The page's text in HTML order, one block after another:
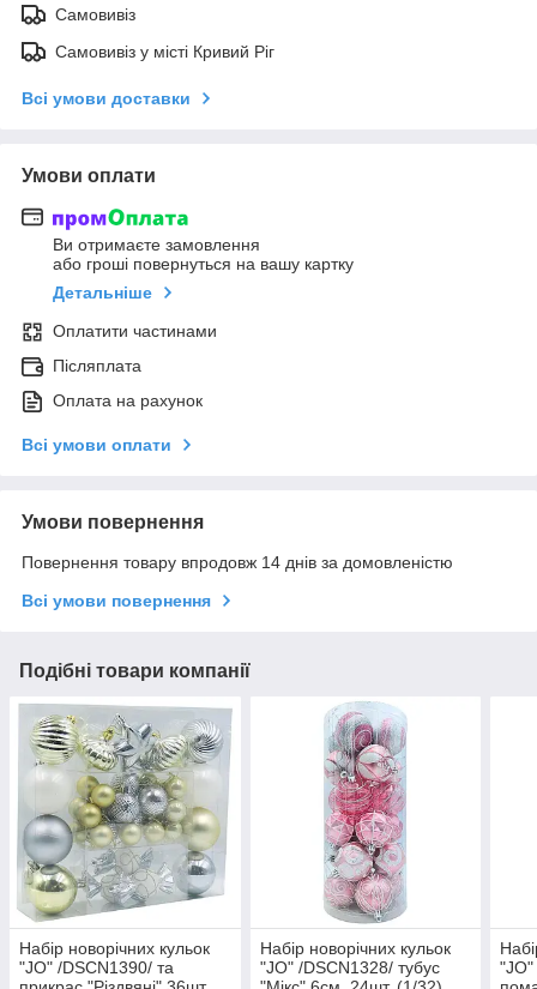
Самовивіз
Самовивіз у місті Кривий Ріг
Всі умови доставки
Умови оплати
Ви отримаєте замовлення
або гроші повернуться на вашу картку
Детальніше
Оплатити частинами
Післяплата
Оплата на рахунок
Всі умови оплати
Умови повернення
Повернення товару впродовж 14 днів за домовленістю
Всі умови повернення
Подібні товари компанії
Набір новорічних кульок
"JO" /DSCN1390/ та
Набір новорічних кульок
"JO" /DSCN1328/ тубус